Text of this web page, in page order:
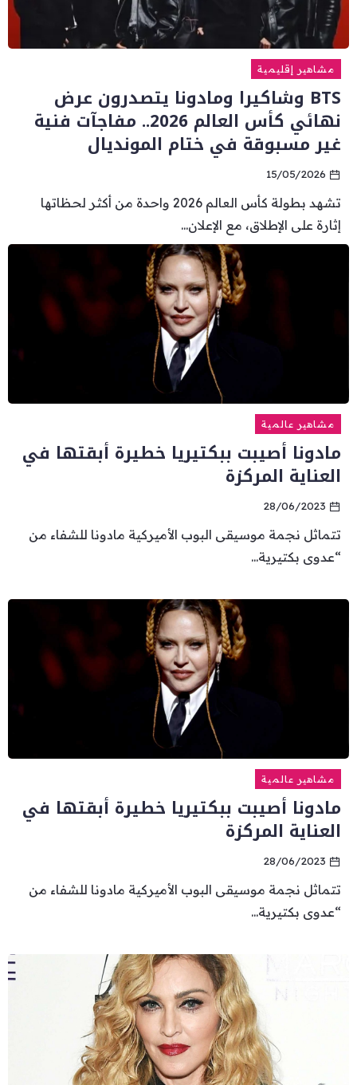
مشاهير إقليمية
BTS وشاكيرا ومادونا يتصدرون عرض
نهائي كأس العالم 2026.. مفاجآت فنية
غير مسبوقة في ختام المونديال
15/05/2026
تشهد بطولة كأس العالم 2026 واحدة من أكثر لحظاتها
إثارة على الإطلاق، مع الإعلان...
مشاهير عالمية
مادونا أصيبت ببكتيريا خطيرة أبقتها في
العناية المركزة
28/06/2023
تتماثل نجمة موسيقى البوب الأميركية مادونا للشفاء من
“عدوى بكتيرية...
مشاهير عالمية
مادونا أصيبت ببكتيريا خطيرة أبقتها في
العناية المركزة
28/06/2023
تتماثل نجمة موسيقى البوب الأميركية مادونا للشفاء من
“عدوى بكتيرية...